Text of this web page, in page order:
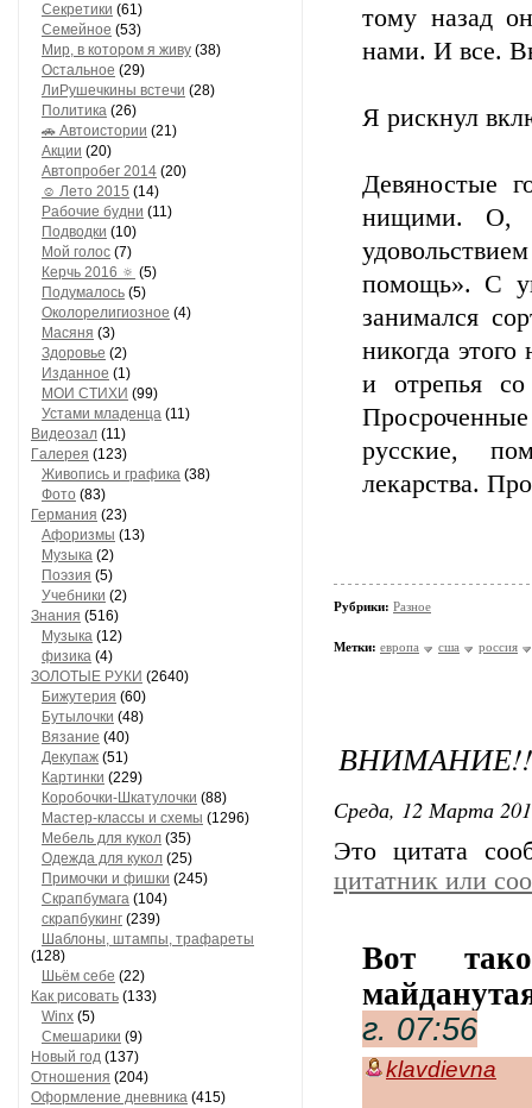
Секретики (61)
Семейное (53)
Мир, в котором я живу (38)
Остальное (29)
ЛиРушечкины встечи (28)
Политика (26)
🚗 Автоистории (21)
Акции (20)
Автопробег 2014 (20)
☺ Лето 2015 (14)
Рабочие будни (11)
Подводки (10)
Мой голос (7)
Керчь 2016 🔅 (5)
Подумалось (5)
Околорелигиозное (4)
Масяня (3)
Здоровье (2)
Изданное (1)
МОИ СТИХИ (99)
Устами младенца (11)
Видеозал (11)
Гaлерея (123)
Живопись и грaфикa (38)
Фото (83)
Гермaния (23)
Aфоризмы (13)
Музыкa (2)
Поэзия (5)
Учебники (2)
Знания (516)
Музыкa (12)
физика (4)
ЗОЛОТЫЕ РУКИ (2640)
Бижутерия (60)
Бутылочки (48)
Вязaние (40)
Декупaж (51)
Кaртинки (229)
Коробочки-Шкатулочки (88)
Мастер-классы и схемы (1296)
Мебель для кукол (35)
Одеждa для кукол (25)
Примочки и фишки (245)
Скрaпбумaгa (104)
скрапбукинг (239)
Шaблоны, штaмпы, трaфaреты
(128)
Шьём себе (22)
Как рисовать (133)
Winx (5)
Смешарики (9)
Новый год (137)
Отношения (204)
Оформление дневника (415)
тому назад
нами. И все.
Я рискнул
Девяностые
нищими. О,
помощь». С
занимался
никогда
и отрепья
русские,
лекарства.
Рубрики: Разное
Метки: европа сша россия
Среда, 12 Марта
Это цитата
цитатник или
Вот
г. 07:56
klavdievna